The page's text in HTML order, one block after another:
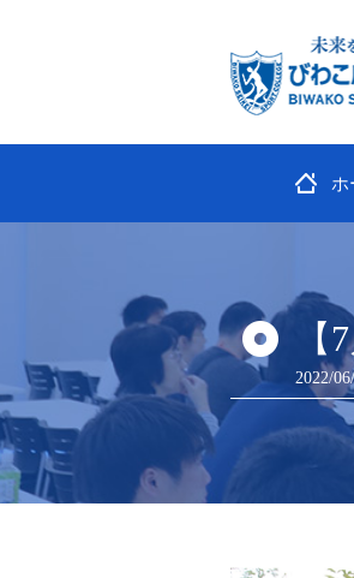
ホ
2022/